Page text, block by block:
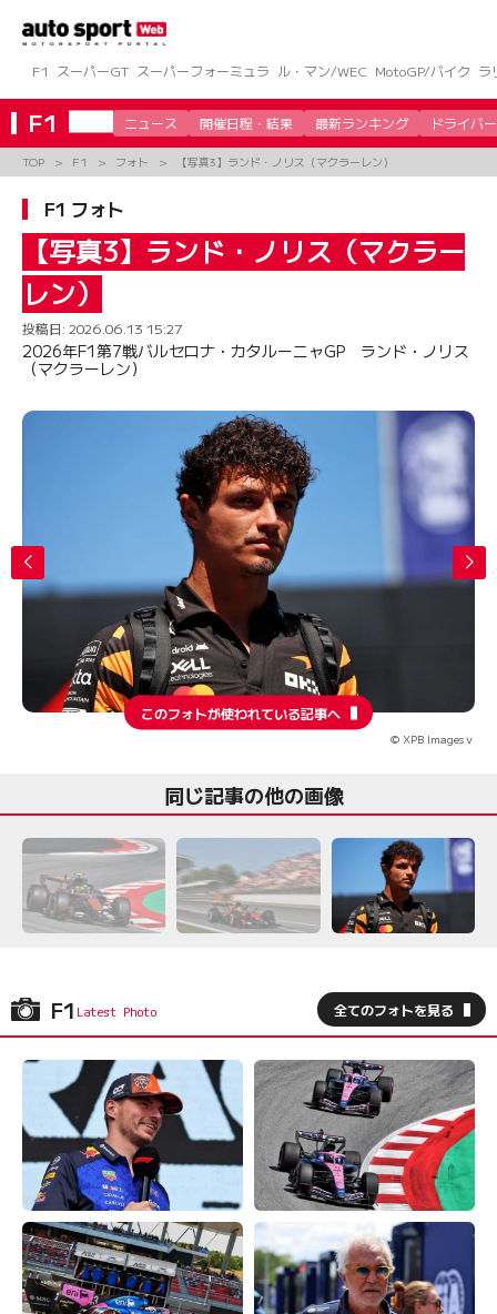
ツ
へ
ス
キ
ッ
F1 スーパーGT スーパーフォーミュラ ル・マン/WEC MotoGP/バイク ラ
F1 ニュース 開催日程・結果 最新ランキング ドライバー
TOP F1 フォト 【写真3】ランド・ノリス（マクラーレン）
F1 フォト
【写真3】ランド・ノリス（マクラー
レン）
投稿日: 2026.06.13 15:27
2026年F1第7戦バルセロナ・カタルーニャGP ランド・ノリス
（マクラーレン）
このフォトが使われている記事へ
© XPB Imagesｖ
同じ記事の他の画像
F1 全てのフォトを見る